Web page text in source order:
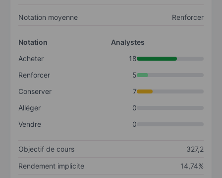
Notation moyenne Renforcer
Notation
Analystes
Acheter
18
Renforcer
5
Conserver
7
Alléger
0
Vendre
0
Objectif de cours
327,2
Rendement implicite
14,74%